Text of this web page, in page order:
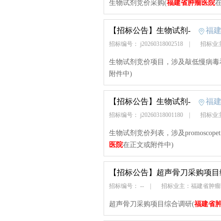
生物试剂竞价采购(福建省肿瘤医院
【招标公告】 生物试剂- 福建
招标编号： j20260318002518 招标业
生物试剂竞价项目，涉及敲低慢病
附件中)
【招标公告】 生物试剂- 福建
招标编号： j20260318001180 招标业
生物试剂竞价列表，涉及
医院在正文或附件中)
【招标公告】 超声骨刀采购项
招标编号： -- 招标业主：福建省肿
超声骨刀采购项目综合调研(福建省